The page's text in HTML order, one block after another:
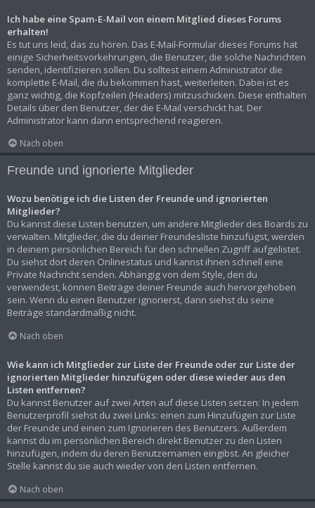
Ich habe eine Spam-E-Mail von einem Mitglied dieses Forums
erhalten!
Es tut uns leid, das zu hören. Das E-Mail-Formular dieses Forums hat
einige Sicherheitsvorkehrungen, die Benutzer, die solche Nachrichten
senden, identifizieren sollen. Du solltest einem Administrator die
komplette E-Mail, die du bekommen hast, weiterleiten. Dabei ist es
ganz wichtig, die Kopfzeilen (Headers) mitzuschicken. Diese enthalten
Details über den Benutzer, der die E-Mail verschickt hat. Der
Administrator kann dann entsprechend reagieren.
Nach oben
Freunde und ignorierte Mitglieder
Wozu benötige ich die Listen der Freunde und ignorierten
Mitglieder?
Du kannst diese Listen benutzen, um andere Mitglieder des Boards zu
verwalten. Mitglieder, die du deiner Freundesliste hinzufügst, werden
in deinem persönlichen Bereich für den schnellen Zugriff aufgelistet.
Du siehst dort deren Onlinestatus und kannst ihnen schnell eine
Private Nachricht senden. Abhängig von dem Style, den du
verwendest, können Beiträge deiner Freunde auch hervorgehoben
sein. Wenn du einen Benutzer ignorierst, dann siehst du seine
Beiträge standardmäßig nicht.
Nach oben
Wie kann ich Mitglieder zur Liste der Freunde oder zur Liste der
ignorierten Mitglieder hinzufügen oder diese wieder aus den
Listen entfernen?
Du kannst Benutzer auf zwei Arten auf diese Listen setzen: In jedem
Benutzerprofil siehst du zwei Links: einen zum Hinzufügen zur Liste
der Freunde und einen zum Ignorieren des Benutzers. Außerdem
kannst du im persönlichen Bereich direkt Benutzer zu den Listen
hinzufügen, indem du deren Benutzernamen eingibst. An gleicher
Stelle kannst du sie auch wieder von den Listen entfernen.
Nach oben